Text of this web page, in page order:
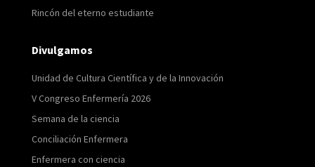
Rincón del eterno estudiante
Divulgamos
Unidad de Cultura Científica y de la Innovación
V Congreso Enfermería 2026
Semana de la ciencia
Conciliación Enfermera
Enfermera con ciencia